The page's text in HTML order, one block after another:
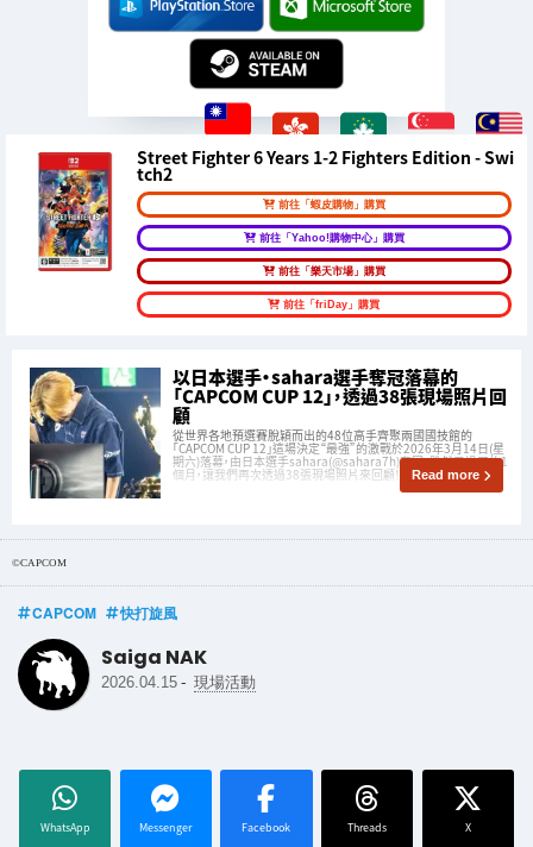
Street Fighter 6 Years 1-2 Fighters Edition - Swi
tch2
前往「蝦皮購物」購買
前往「Yahoo!購物中心」購買
前往「樂天市場」購買
前往「friDay」購買
以日本選手・sahara選手奪冠落幕的
「CAPCOM CUP 12」，透過38張現場照片回
顧
從世界各地預選賽脫穎而出的48位高手齊聚兩國國技館的
「CAPCOM CUP 12」這場決定“最強”的激戰於2026年3月14日(星
期六)落幕，由日本選手sahara(@sahara7h)奪冠。雖然已過了約1
個月，讓我們再次透過38張現場照片來回顧！ Read more
©CAPCOM
CAPCOM 快打旋風
Saiga NAK
2026.04.15 - 現場活動
WhatsApp Messenger Facebook Threads X